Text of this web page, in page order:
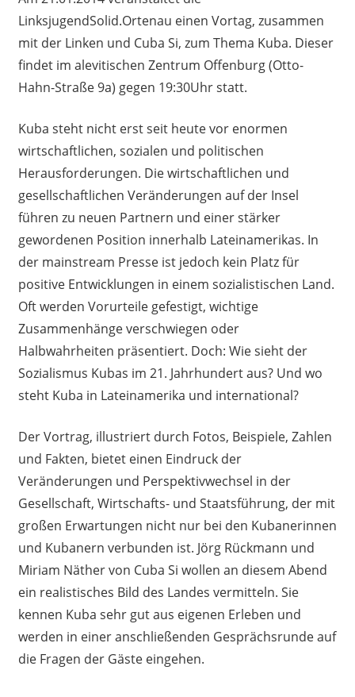
LinksjugendSolid.Ortenau einen Vortag, zusammen
mit der Linken und Cuba Si, zum Thema Kuba. Dieser
findet im alevitischen Zentrum Offenburg (Otto-
Hahn-Straße 9a) gegen 19:30Uhr statt.
Kuba steht nicht erst seit heute vor enormen
wirtschaftlichen, sozialen und politischen
Herausforderungen. Die wirtschaftlichen und
gesellschaftlichen Veränderungen auf der Insel
führen zu neuen Partnern und einer stärker
gewordenen Position innerhalb Lateinamerikas. In
der mainstream Presse ist jedoch kein Platz für
positive Entwicklungen in einem sozialistischen Land.
Oft werden Vorurteile gefestigt, wichtige
Zusammenhänge verschwiegen oder
Halbwahrheiten präsentiert. Doch: Wie sieht der
Sozialismus Kubas im 21. Jahrhundert aus? Und wo
steht Kuba in Lateinamerika und international?
Der Vortrag, illustriert durch Fotos, Beispiele, Zahlen
und Fakten, bietet einen Eindruck der
Veränderungen und Perspektivwechsel in der
Gesellschaft, Wirtschafts- und Staatsführung, der mit
großen Erwartungen nicht nur bei den Kubanerinnen
und Kubanern verbunden ist. Jörg Rückmann und
Miriam Näther von Cuba Si wollen an diesem Abend
ein realistisches Bild des Landes vermitteln. Sie
kennen Kuba sehr gut aus eigenen Erleben und
werden in einer anschließenden Gesprächsrunde auf
die Fragen der Gäste eingehen.